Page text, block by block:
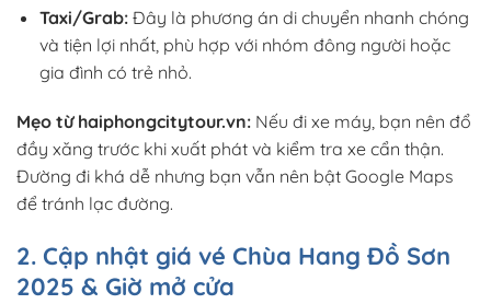
Taxi/Grab:Đây là phương án di chuyển nhanh chóng
và tiện lợi nhất, phù hợp với nhóm đông người hoặc
gia đình có trẻ nhỏ.
Mẹo từ haiphongcitytour.vn: Nếu đi xe máy, bạn nên đổ
đầy xăng trước khi xuất phát và kiểm tra xe cẩn thận.
Đường đi khá dễ nhưng bạn vẫn nên bật Google Maps
để tránh lạc đường.
2. Cập nhật giá vé Chùa Hang Đồ Sơn
2025 & Giờ mở cửa